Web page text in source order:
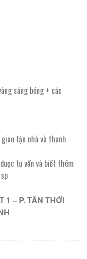
₫.
sáng bóng + các
tận nhà và thanh
tư vấn và biết thêm
1 – P. TÂN THỚI